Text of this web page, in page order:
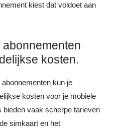
kiest dat voldoet aan
kosten.
kun je
kosten voor je mobiele
bieden vaak scherpe tarieven
simkaart en het